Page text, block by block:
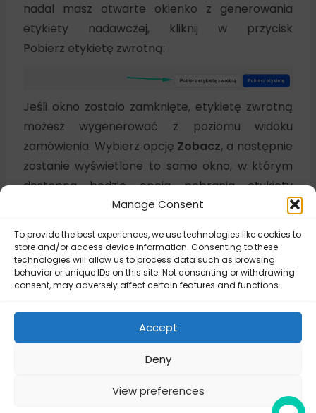
Manage Consent
To provide the best experiences, we use technologies like cookies to
store and/or access device information. Consenting to these
technologies will allow us to process data such as browsing
behavior or unique IDs on this site. Not consenting or withdrawing
consent, may adversely affect certain features and functions.
Accept
Deny
View preferences
nadal masz otwarte okienko z generowania
etykiety nadawczej, kliknij w przycisk
Pobierz etykietę zwrotną:
Jeśli okno zostało zamknięte, etykietę zwrotną
możesz wygenerować z poziomu widoku
zamówienia. Wybierz opcję Zobacz, a następnie
zostanie wyświetlone to samo okno, w którym
dostępna będzie opcja pobrania etykiety
Updated on July 30, 2026
DPD Polska –
aplikacji
Instalacja aplikacji